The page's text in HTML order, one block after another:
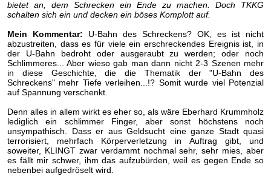
bietet an, dem Schrecken ein Ende zu machen. Doch TKKG
schalten sich ein und decken ein böses Komplott auf.
Mein Kommentar: U-Bahn des Schreckens? OK, es ist nicht
abzustreiten, dass es für viele ein erschreckendes Ereignis ist, in
der U-Bahn bedroht oder ausgeraubt zu werden; oder noch
Schlimmeres... Aber wieso gab man dann nicht 2-3 Szenen mehr
in diese Geschichte, die die Thematik der "U-Bahn des
Schreckens" mehr Tiefe verleihen...!? Somit wurde viel Potenzial
auf Spannung verschenkt.
Denn alles in allem wirkt es eher so, als wäre Eberhard Krummholz
lediglich ein schlimmer Finger, aber sonst höchstens noch
unsympathisch. Dass er aus Geldsucht eine ganze Stadt quasi
terrorisiert, mehrfach Körperverletzung in Auftrag gibt, und
soweiter, KLINGT zwar verdammt nochmal sehr, sehr mies, aber
es fällt mir schwer, ihm das aufzubürden, weil es gegen Ende so
nebenbei aufgedröselt wird.